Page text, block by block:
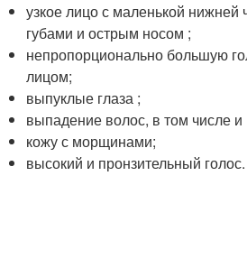
узкое лицо с маленькой нижней
губами и острым носом ;
непропорционально большую
лицом;
выпуклые глаза ;
выпадение волос, в том числе и
кожу с морщинами;
высокий и пронзительный голос.